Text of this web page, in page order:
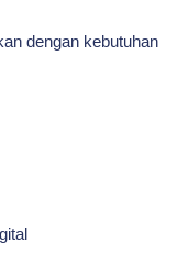
dengan kebutuhan